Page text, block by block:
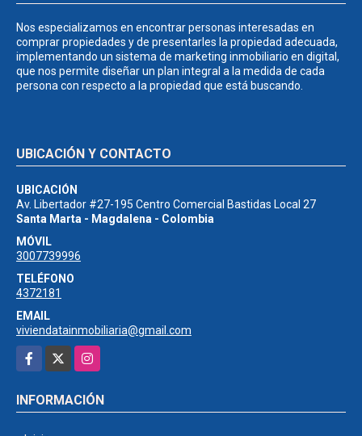
Nos especializamos en encontrar personas interesadas en
comprar propiedades y de presentarles la propiedad adecuada,
implementando un sistema de marketing inmobiliario en digital,
que nos permite diseñar un plan integral a la medida de cada
persona con respecto a la propiedad que está buscando.
UBICACIÓN Y CONTACTO
UBICACIÓN
Av. Libertador #27-195 Centro Comercial Bastidas Local 27
Santa Marta - Magdalena - Colombia
MÓVIL
3007739996
TELÉFONO
4372181
EMAIL
viviendatainmobiliaria@gmail.com
Facebook
Instagram
INFORMACIÓN